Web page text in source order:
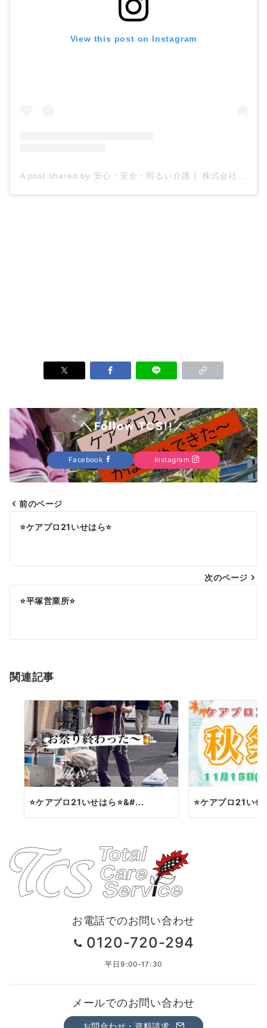
View this post on Instagram
＼Follow TCS!!／
Facebook Instagram
ビ
ゲ
シ
ン
前のページ
⭐️ケアプロ21いせはら⭐️
次のページ
⭐️平塚営業所⭐️
関連記事
⭐️ケアプロ21いせはら⭐&#... ⭐️ケアプロ21いせ
お電話でのお問い合わせ
0120-720-294
平日9:00-17:30
メールでのお問い合わせ
お問合わせ・資料請求